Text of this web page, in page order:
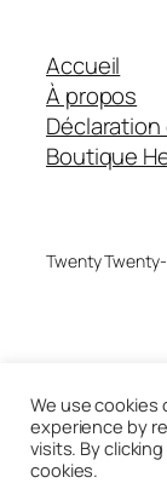
Accueil
À propos
Déclaration
Boutique
Twenty
We use cookies
experience by
visits. By
cookies.